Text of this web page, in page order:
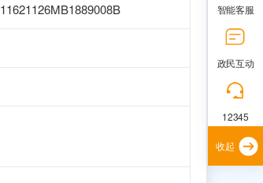
11621126MB1889008B 智能客服
政民互动
12345
收起